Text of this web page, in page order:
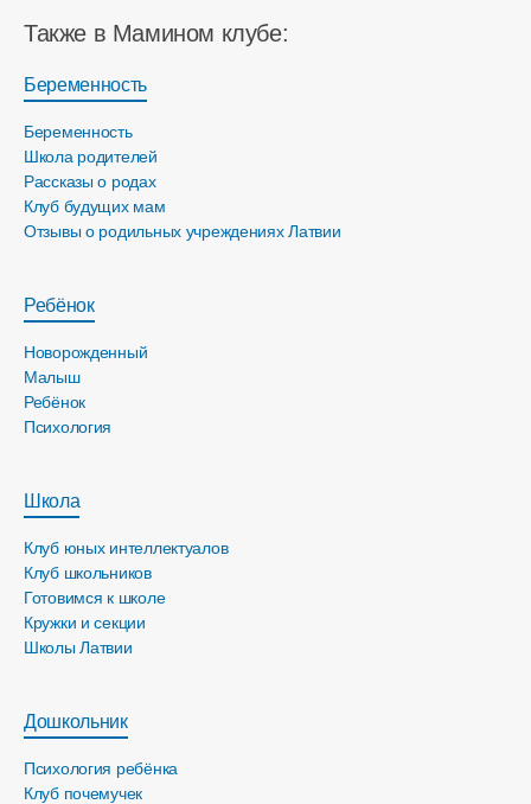
Также в Мамином клубе:
Беременность
Беременность
Школа родителей
Рассказы о родах
Клуб будущих мам
Отзывы о родильных учреждениях Латвии
Ребёнок
Новорожденный
Малыш
Ребёнок
Психология
Школа
Клуб юных интеллектуалов
Клуб школьников
Готовимся к школе
Кружки и секции
Школы Латвии
Дошкольник
Психология ребёнка
Клуб почемучек